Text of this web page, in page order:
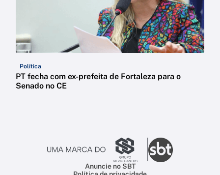
Política
PT fecha com ex-prefeita de Fortaleza para o
Senado no CE
Anuncie no SBT